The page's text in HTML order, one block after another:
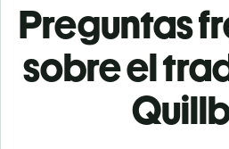
Preguntas
sobre el